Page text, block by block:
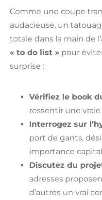
Comme une coupe
audacieuse, un
totale dans la main de
« to do list » pour
surprise :
Vérifiez le book
ressentir une
Interrogez sur
port de gants,
importance
Discutez du
adresses
d’autres un vrai